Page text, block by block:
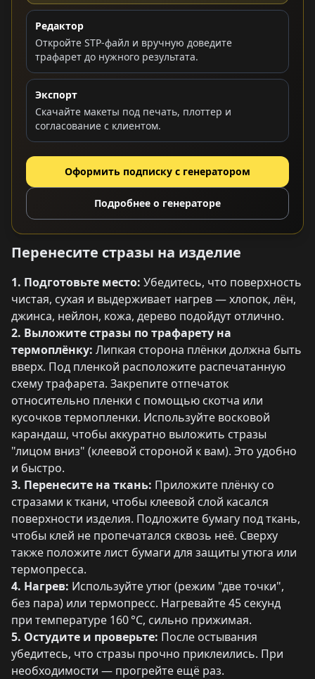
Редактор
Откройте STP-файл и вручную доведите
трафарет до нужного результата.
Экспорт
Скачайте макеты под печать, плоттер и
согласование с клиентом.
Оформить подписку с генератором
Подробнее о генераторе
Перенесите стразы на изделие
1. Подготовьте место: Убедитесь, что поверхность
чистая, сухая и выдерживает нагрев — хлопок, лён,
джинса, нейлон, кожа, дерево подойдут отлично.
2. Выложите стразы по трафарету на
термоплёнку: Липкая сторона плёнки должна быть
вверх. Под пленкой расположите распечатанную
схему трафарета. Закрепите отпечаток
относительно пленки с помощью скотча или
кусочков термопленки. Используйте восковой
карандаш, чтобы аккуратно выложить стразы
"лицом вниз" (клеевой стороной к вам). Это удобно
и быстро.
3. Перенесите на ткань: Приложите плёнку со
стразами к ткани, чтобы клеевой слой касался
поверхности изделия. Подложите бумагу под ткань,
чтобы клей не пропечатался сквозь неё. Сверху
также положите лист бумаги для защиты утюга или
термопресса.
4. Нагрев: Используйте утюг (режим "две точки",
без пара) или термопресс. Нагревайте 45 секунд
при температуре 160 °C, сильно прижимая.
5. Остудите и проверьте: После остывания
убедитесь, что стразы прочно приклеились. При
необходимости — прогрейте ещё раз.